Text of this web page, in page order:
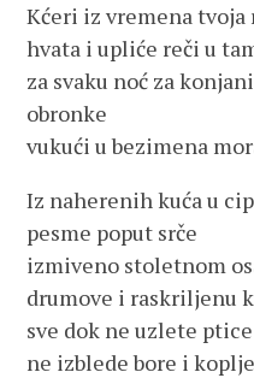
Kćeri iz vremena
hvata i upliće reči u
za svaku noć za
obronke
vukući u bezimena
Iz naherenih kuća u
pesme poput srče
izmiveno stoletnom
drumove i raskriljenu
sve dok ne uzlete
ne izblede bore i